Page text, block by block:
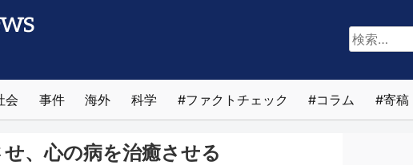
検
索:
会 事件 海外 科学 ファクトチェック コラム 寄稿
、心の病を治癒させる